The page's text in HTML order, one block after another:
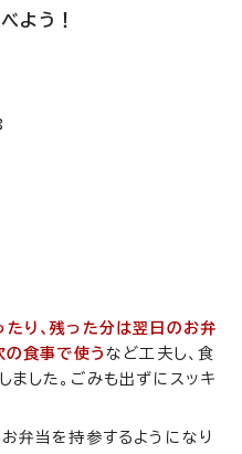
よう！
り、残った分は翌日のお弁
の食事で使うなど工夫し、食
ました。ごみも出ずにスッキ
弁当を持参するようになり